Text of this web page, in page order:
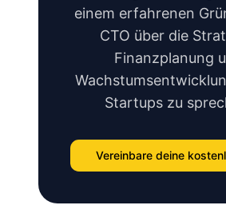
einem erfahrenen
CTO über die
Finanzplanung
Startups zu
Vereinbare deine